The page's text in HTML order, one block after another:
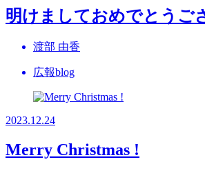
明けましておめでとうご
渡部 由香
広報blog
2023.12.24
Merry Christmas !